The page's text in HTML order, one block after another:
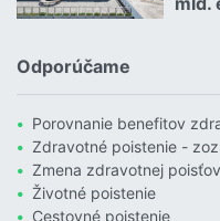
Odporúčame
Porovnanie benefitov
Zdravotné poistenie -
Zmena zdravotnej
Životné poistenie
Cestovné poistenie